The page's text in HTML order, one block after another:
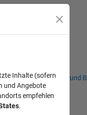
Studierende und
Inhalte (sofern
und Angebote
empfehlen
.